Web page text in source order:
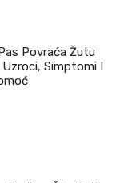
Povraća Žutu
Uzroci, Simptomi I